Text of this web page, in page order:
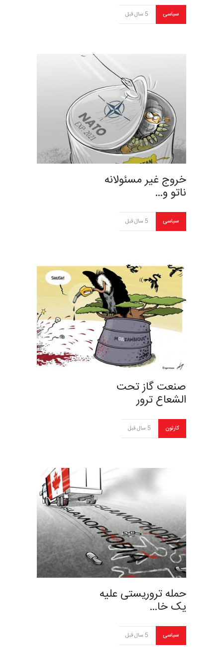
سیاسی 5 سال قبل
خروج غیر مسئولانه
ناتو و…
سیاسی 5 سال قبل
صنعت گاز تحت
الشعاع ترور
کارتون 5 سال قبل
حمله تروریستی علیه
یک خا…
سیاسی 5 سال قبل